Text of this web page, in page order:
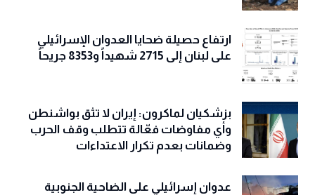
ارتفاع حصيلة ضحايا العدوان الإسرائيلي
على لبنان إلى 2715 شهيداً و8353 جريحاً
بزشكيان لماكرون: إيران لا تثق بواشنطن
وأي مفاوضات فعّالة تتطلب وقف الحرب
وضمانات بعدم تكرار الاعتداءات
عدوان إسرائيلي على الضاحية الجنوبية